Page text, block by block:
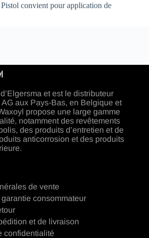
convient pour application de
et est le distributeur
aux Pays-Bas, en Belgique et
propose une large gamme
notamment des revêtements
des produits d’entretien et de
anticorrosion et des produits
de vente
consommateur
et de livraison
confidentialité